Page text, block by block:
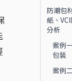
防潮包
紙、
分析
案例
包裝
案例